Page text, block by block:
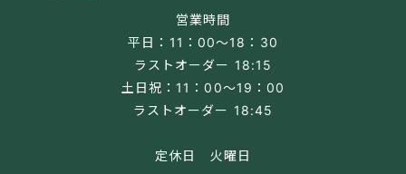
営業時間
平日：11：00～18：30
ラストオーダー 18:15
土日祝：11：00～19：00
ラストオーダー 18:45
定休日 火曜日